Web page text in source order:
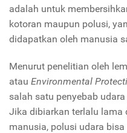
adalah untuk
kotoran maupun polusi,
didapatkan oleh manusia
Menurut penelitian oleh
atau Environmental
salah satu penyebab
Jika dibiarkan terlalu lama
manusia, polusi udara